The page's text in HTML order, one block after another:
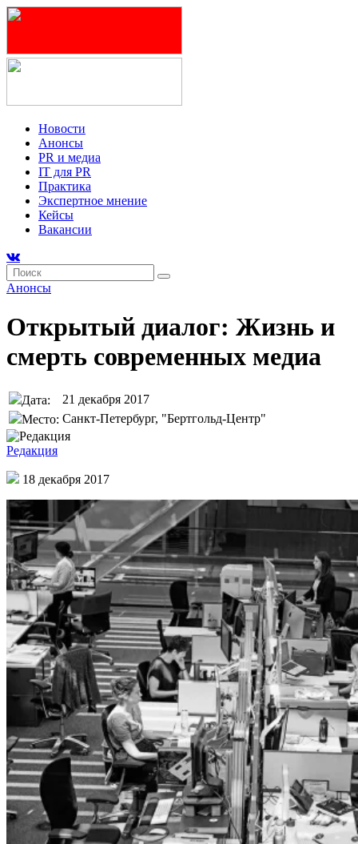
Новости
Анонсы
PR и медиа
IT для PR
Практика
Экспертное мнение
Кейсы
Вакансии
Анонсы
Открытый диалог: Жизнь и
смерть современных медиа
Дата:
21 декабря 2017
Место: Санкт-Петербург, "Бертгольд-Центр"
Редакция
18 декабря 2017